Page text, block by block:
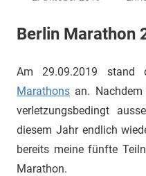
Berlin Marathon
Am 29.09.2019
Marathons an.
verletzungsbedingt
diesem Jahr endlich
bereits meine fünfte
Marathon.